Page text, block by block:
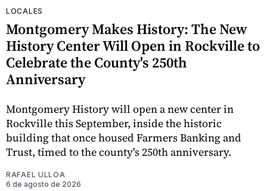
LOCALES
Montgomery Makes History: The New
History Center Will Open in Rockville to
Celebrate the County's 250th
Anniversary
Montgomery History will open a new center in
Rockville this September, inside the historic
building that once housed Farmers Banking and
Trust, timed to the county's 250th anniversary.
RAFAEL ULLOA
6 de agosto de 2026